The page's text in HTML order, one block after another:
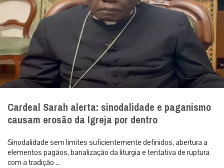
Cardeal Sarah alerta: sinodalidade e paganismo
causam erosão da Igreja por dentro
Sinodalidade sem limites suficientemente definidos, abertura a
elementos pagãos, banalização da liturgia e tentativa de ruptura
com a tradição ...